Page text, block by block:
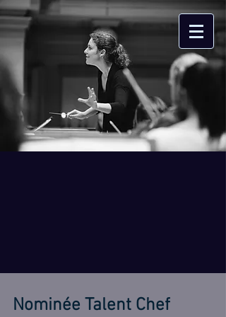
Nominée Talent Chef